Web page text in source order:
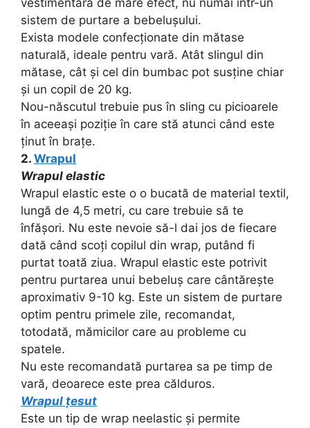
vestimentară de mare efect, nu numai într-un
sistem de purtare a bebelușului.
Exista modele confecționate din mătase
naturală, ideale pentru vară. Atât slingul din
mătase, cât și cel din bumbac pot susține chiar
și un copil de 20 kg.
Nou-născutul trebuie pus în sling cu picioarele
în aceeași poziție în care stă atunci când este
ținut în brațe.
2. Wrapul
Wrapul elastic
Wrapul elastic este o o bucată de material textil,
lungă de 4,5 metri, cu care trebuie să te
înfășori. Nu este nevoie să-l dai jos de fiecare
dată când scoți copilul din wrap, putând fi
purtat toată ziua. Wrapul elastic este potrivit
pentru purtarea unui bebeluș care cântărește
aproximativ 9-10 kg. Este un sistem de purtare
optim pentru primele zile, recomandat,
totodată, mămicilor care au probleme cu
spatele.
Nu este recomandată purtarea sa pe timp de
vară, deoarece este prea călduros.
Wrapul țesut
Este un tip de wrap neelastic și permite